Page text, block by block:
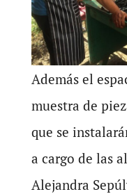
Además el
muestra de
que se
a cargo de las
Alejandra